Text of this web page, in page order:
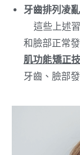
牙齒排列凌亂
這些上述
和臉部正常
肌功能矯正
牙齒、臉部